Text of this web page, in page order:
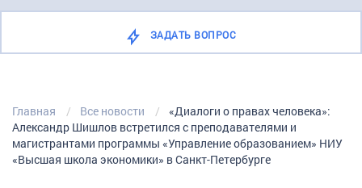
ЗАДАТЬ ВОПРОС
Главная Все новости
«Диалоги о правах человека»:
Александр Шишлов встретился с преподавателями и
магистрантами программы «Управление образованием» НИУ
«Высшая школа экономики» в Санкт-Петербурге